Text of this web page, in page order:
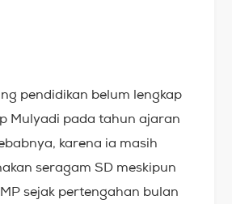
pendidikan belum lengkap
Mulyadi pada tahun ajaran
karena ia masih
seragam SD meskipun
sejak pertengahan bulan